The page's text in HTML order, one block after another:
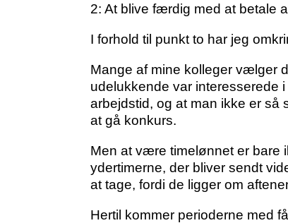
2: At blive færdig med at betale
I forhold til punkt to har jeg
Mange af mine kolleger vælger
udelukkende var interesserede
arbejdstid, og at man ikke er så
at gå konkurs.
Men at være timelønnet er bare
ydertimerne, der bliver sendt
at tage, fordi de ligger om
Hertil kommer perioderne med